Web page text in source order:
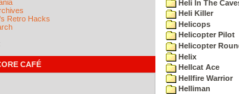
Retro Hacks
CAFÉ
Heli In The
Heli Killer
Helicops
Helicopter Pilot
Helicopter
Helix
Hellcat Ace
Hellfire Warrior
Helliman